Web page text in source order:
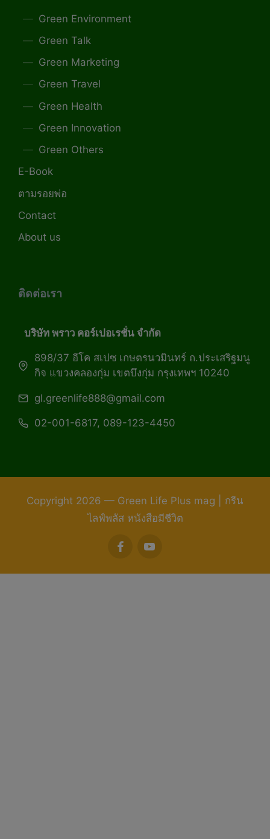
Green Environment
Green Talk
Green Marketing
Green Travel
Green Health
Green Innovation
Green Others
E-Book
ตามรอยพ่อ
Contact
About us
ติดต่อเรา
บริษัท พราว คอร์เปอเรชั่น จำกัด
898/37 อีโค สเปซ เกษตรนวมินทร์ ถ.ประเสริฐมนู
กิจ แขวงคลองกุ่ม เขตบึงกุ่ม กรุงเทพฯ 10240
gl.greenlife888@gmail.com
02-001-6817, 089-123-4450
Copyright 2026 — Green Life Plus mag | กรีน
ไลฟ์พลัส หนังสือมีชีวิต
facebookyoutube